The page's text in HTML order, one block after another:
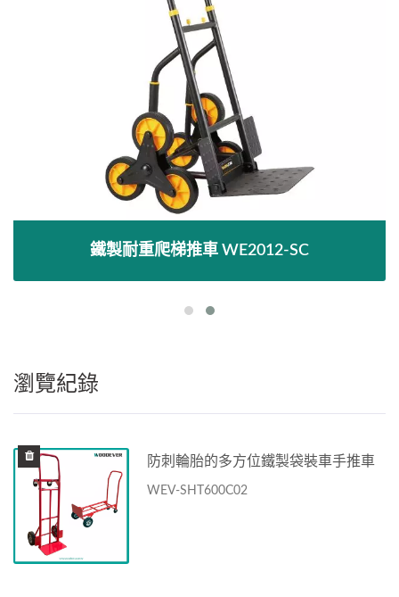
鐵製耐重爬梯推車 WE2012-SC
瀏覽紀錄
防刺輪胎的多方位鐵製袋裝車手推車
WEV-SHT600C02